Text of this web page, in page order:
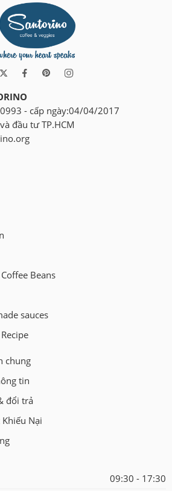
- cấp ngày:04/04/2017
đầu tư TP.HCM
Beans
sauces
chung
tin
đổi trả
Nại
09:30 - 17:30